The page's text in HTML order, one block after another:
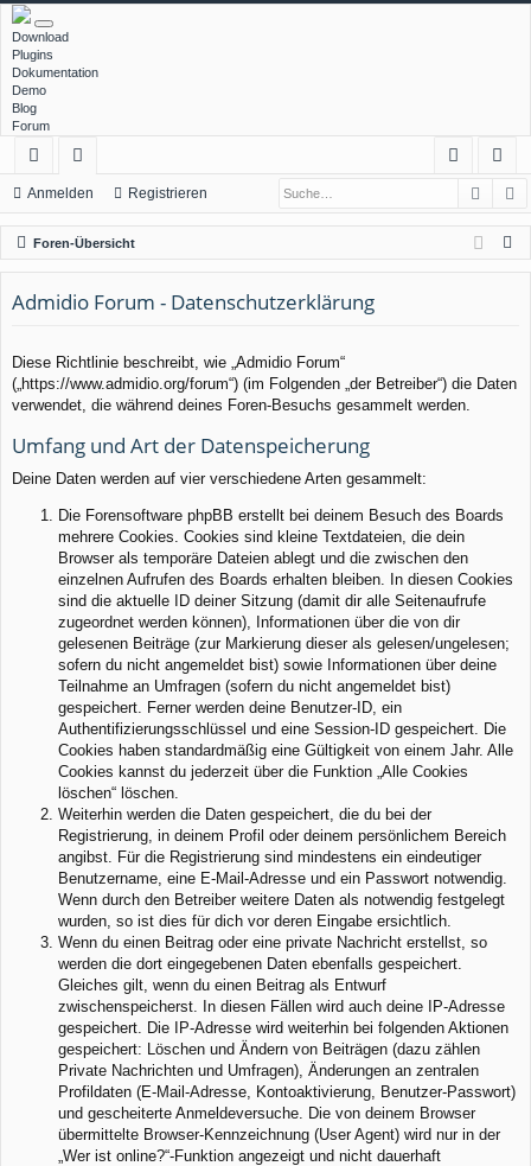
Download
Plugins
Dokumentation
Demo
Blog
Forum
ch
ne
llz
ug
f
or
en
m
el
ist
rie
Anmelden Registrieren
Foren-Übersicht
Admidio Forum - Datenschutzerklärung
Diese Richtlinie beschreibt, wie „Admidio Forum“
(„https://www.admidio.org/forum“) (im Folgenden „der Betreiber“) die Daten
verwendet, die während deines Foren-Besuchs gesammelt werden.
Umfang und Art der Datenspeicherung
Deine Daten werden auf vier verschiedene Arten gesammelt:
Die Forensoftware phpBB erstellt bei deinem Besuch des Boards
mehrere Cookies. Cookies sind kleine Textdateien, die dein
Browser als temporäre Dateien ablegt und die zwischen den
einzelnen Aufrufen des Boards erhalten bleiben. In diesen Cookies
sind die aktuelle ID deiner Sitzung (damit dir alle Seitenaufrufe
zugeordnet werden können), Informationen über die von dir
gelesenen Beiträge (zur Markierung dieser als gelesen/ungelesen;
sofern du nicht angemeldet bist) sowie Informationen über deine
Teilnahme an Umfragen (sofern du nicht angemeldet bist)
gespeichert. Ferner werden deine Benutzer-ID, ein
Authentifizierungsschlüssel und eine Session-ID gespeichert. Die
Cookies haben standardmäßig eine Gültigkeit von einem Jahr. Alle
Cookies kannst du jederzeit über die Funktion „Alle Cookies
löschen“ löschen.
Weiterhin werden die Daten gespeichert, die du bei der
Registrierung, in deinem Profil oder deinem persönlichem Bereich
angibst. Für die Registrierung sind mindestens ein eindeutiger
Benutzername, eine E-Mail-Adresse und ein Passwort notwendig.
Wenn durch den Betreiber weitere Daten als notwendig festgelegt
wurden, so ist dies für dich vor deren Eingabe ersichtlich.
Wenn du einen Beitrag oder eine private Nachricht erstellst, so
werden die dort eingegebenen Daten ebenfalls gespeichert.
Gleiches gilt, wenn du einen Beitrag als Entwurf
zwischenspeicherst. In diesen Fällen wird auch deine IP-Adresse
gespeichert. Die IP-Adresse wird weiterhin bei folgenden Aktionen
gespeichert: Löschen und Ändern von Beiträgen (dazu zählen
Private Nachrichten und Umfragen), Änderungen an zentralen
Profildaten (E-Mail-Adresse, Kontoaktivierung, Benutzer-Passwort)
und gescheiterte Anmeldeversuche. Die von deinem Browser
übermittelte Browser-Kennzeichnung (User Agent) wird nur in der
„Wer ist online?“-Funktion angezeigt und nicht dauerhaft